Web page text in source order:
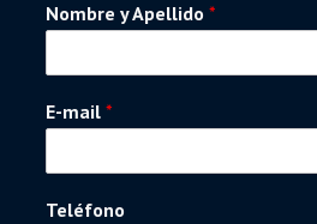
Nombre y Apellido*
E-mail*
Teléfono